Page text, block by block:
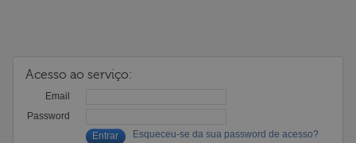
Acesso ao serviço:
Email
Password
Esqueceu-se da sua password de acesso?